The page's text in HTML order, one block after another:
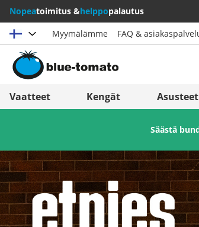
Nopeatoimitus &helppopalautus
Valitse maat
Österreich
Suisse (Français)
Svizzera (Italiano)
France
Italia
Italien
España
Suomi
United
Myymälämme FAQ &
Vaatteet Kengät Asusteet
Säästä